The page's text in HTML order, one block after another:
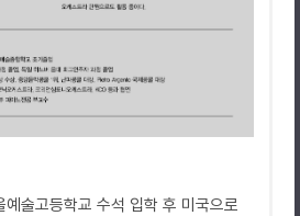
술고등학교 수석 입학 후 미국으로